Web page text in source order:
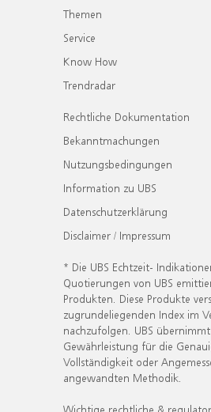
Themen
Service
Know How
Trendradar
Rechtliche Dokumentation
Bekanntmachungen
Nutzungsbedingungen
Information zu UBS
Datenschutzerklärung
Disclaimer / Impressum
* Die UBS Echtzeit-
Quotierungen von UBS
Produkten. Diese Produkte
zugrundeliegenden Index im
nachzufolgen. UBS
Gewährleistung für die
Vollständigkeit oder
angewandten Methodik.